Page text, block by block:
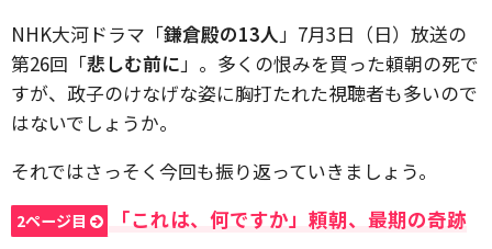
NHK大河ドラマ「鎌倉殿の13人」7月3日（日）放送の
第26回「悲しむ前に」。多くの恨みを買った頼朝の死で
すが、政子のけなげな姿に胸打たれた視聴者も多いので
はないでしょうか。
それではさっそく今回も振り返っていきましょう。
2ページ目 「これは、何ですか」頼朝、最期の奇跡